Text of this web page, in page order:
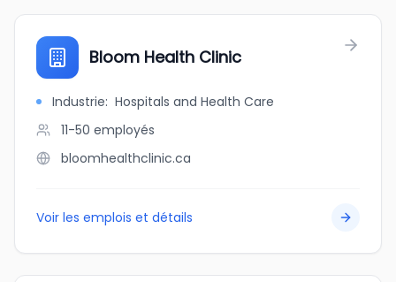
Bloom Health Clinic
Industrie: Hospitals and Health Care
11-50 employés
bloomhealthclinic.ca
Voir les emplois et détails